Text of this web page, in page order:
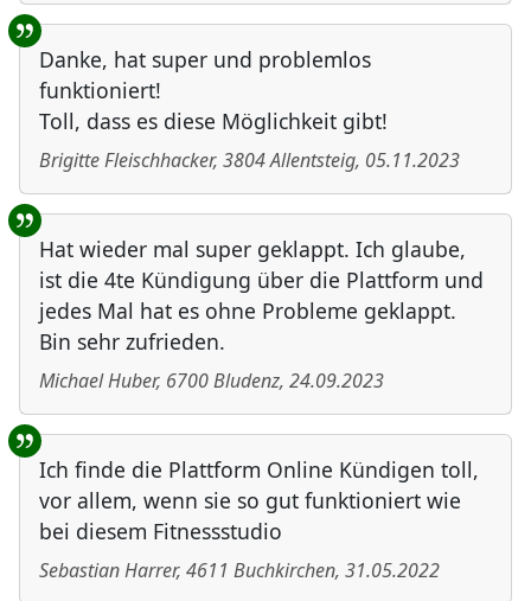
Danke, hat super und problemlos
funktioniert!
Toll, dass es diese Möglichkeit gibt!
Brigitte Fleischhacker, 3804Allentsteig, 05.11.2023
Hat wieder mal super geklappt. Ich glaube,
ist die 4te Kündigung über die Plattform und
jedes Mal hat es ohne Probleme geklappt.
Bin sehr zufrieden.
Michael Huber, 6700Bludenz, 24.09.2023
Ich finde die Plattform Online Kündigen toll,
vor allem, wenn sie so gut funktioniert wie
bei diesem Fitnessstudio
Sebastian Harrer, 4611 Buchkirchen, 31.05.2022